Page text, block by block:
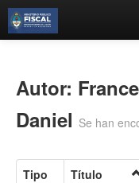
Búsqueda Avanzada
Estantes Virtuales
Autor:
Daniel Se han
Tipo Título